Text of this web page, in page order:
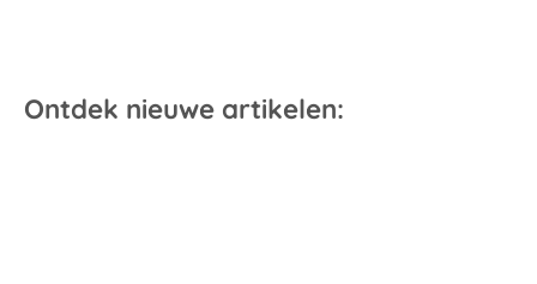
Ontdek nieuwe artikelen: